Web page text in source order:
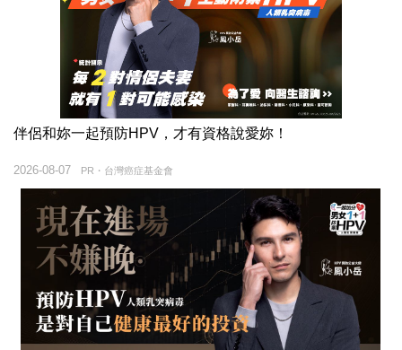
伴侶和妳一起預防HPV，才有資格說愛妳！
PR・台灣癌症基金會
2026-08-07